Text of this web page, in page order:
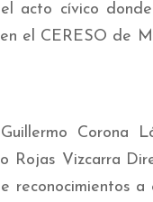
acto cívico
el CERESO de
Corona
Rojas Vizcarra
reconocimientos